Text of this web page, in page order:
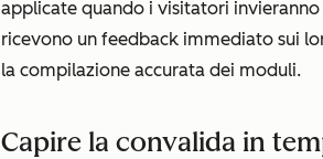
applicate quando i visitatori
ricevono un feedback immediato sui
la compilazione accurata dei moduli.
Capire la convalida in